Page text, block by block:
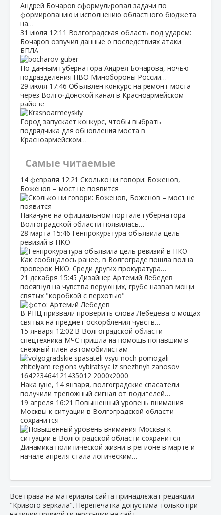
Андрей Бочаров сформулировал задачи по
формированию и исполнению областного бюджета
на…
31 июля 12:11 Волгоградская область под ударом:
Бочаров озвучил данные о последствиях атаки
БПЛА
По данным губернатора Андрея Бочарова, ночью
подразделения ПВО Минобороны России…
29 июля 17:46 Объявлен конкурс на ремонт моста
через Волго‑Донской канал в Красноармейском
районе
Город запускает конкурс, чтобы выбрать
подрядчика для обновления моста в
Красноармейском…
Самые читаемые
14 февраля 12:21 Сколько ни говори: Боженов,
Боженов – мост не появится
Накануне на официальном портале губернатора
Волгоградской области появилась…
28 марта 15:46 Генпрокуратура объявила цель
ревизий в НКО
Как сообщалось ранее, в Волгограде пошла волна
проверок НКО. Среди других прокуратура…
21 декабря 15:45 Дизайнер Артемий Лебедев
посягнул на чувства верующих, грубо назвав мощи
святых "коробкой с перхотью"
В РПЦ призвали проверить слова Лебедева о мощах
святых на предмет оскорбления чувств…
15 января 12:02 В Волгоградской области
спецтехника МЧС пришла на помощь попавшим в
снежный плен автомобилистам
Накануне, 14 января, волгоградские спасатели
получили тревожный сигнал от водителей…
19 апреля 16:21 Повышенный уровень внимания
Москвы к ситуации в Волгоградской области
сохранится
Динамика политической жизни в регионе в марте и
начале апреля стала логическим…
Все права на материалы сайта принадлежат редакции
"Кривого зеркала". Перепечатка допустима только при